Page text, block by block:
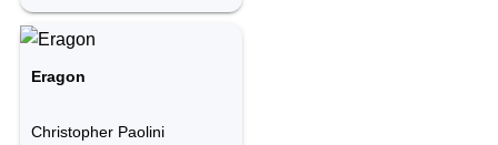
Eragon
Christopher Paolini